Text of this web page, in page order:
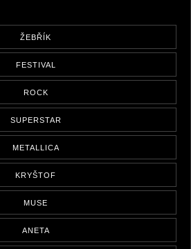
ŽEBŘÍK
FESTIVAL
ROCK
SUPERSTAR
METALLICA
KRYŠTOF
MUSE
ANETA